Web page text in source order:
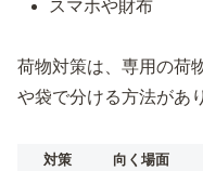
スマホや財布
荷物対策は、専用の荷
や袋で分ける方法があ
対策 向く場面